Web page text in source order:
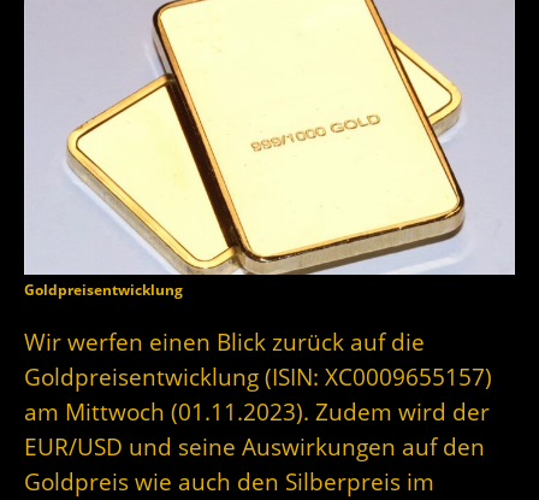
Goldpreisentwicklung
Wir werfen einen Blick zurück auf die
Goldpreisentwicklung (ISIN: XC0009655157)
am Mittwoch (01.11.2023). Zudem wird der
EUR/USD und seine Auswirkungen auf den
Goldpreis wie auch den Silberpreis im